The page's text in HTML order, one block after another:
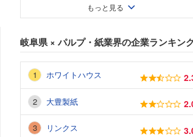
もっと見る
岐阜県× パルプ・紙業界の企業ランキン
ホワイトハウス
大豊製紙
リンクス